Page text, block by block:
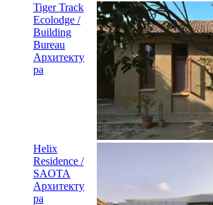
Tiger Track
Ecolodge /
Building
Bureau
Архитекту
ра
Helix
Residence /
SAOTA
Архитекту
ра